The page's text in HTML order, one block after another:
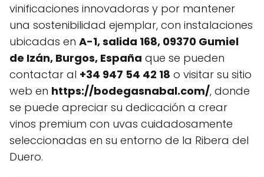
vinificaciones innovadoras y por mantener
una sostenibilidad ejemplar, con instalaciones
ubicadas en A-1, salida 168, 09370 Gumiel
de Izán, Burgos, España que se pueden
contactar al +34 947 54 42 18 o visitar su sitio
web en https://bodegasnabal.com/, donde
se puede apreciar su dedicación a crear
vinos premium con uvas cuidadosamente
seleccionadas en su entorno de la Ribera del
Duero.